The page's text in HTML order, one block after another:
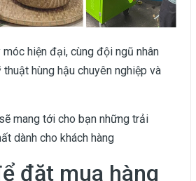
hiện đại, cùng đội ngũ nhân
hùng hậu chuyên nghiệp và
mang tới cho bạn những trải
dành cho khách hàng
đặt mua hàng